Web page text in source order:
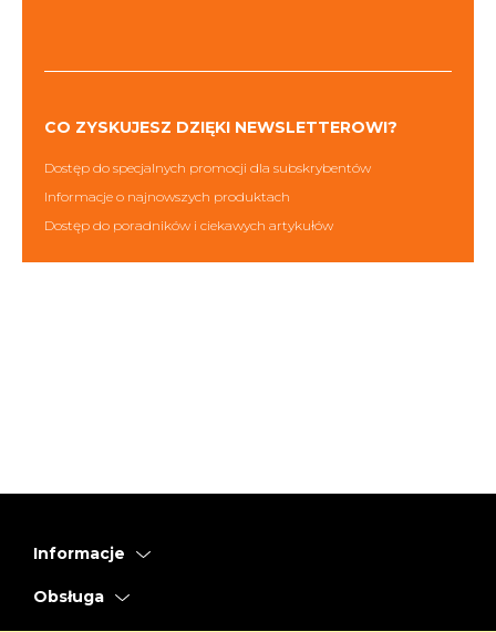
CO ZYSKUJESZ DZIĘKI NEWSLETTEROWI?
Dostęp do specjalnych promocji dla subskrybentów
Informacje o najnowszych produktach
Dostęp do poradników i ciekawych artykułów
Informacje
Obsługa